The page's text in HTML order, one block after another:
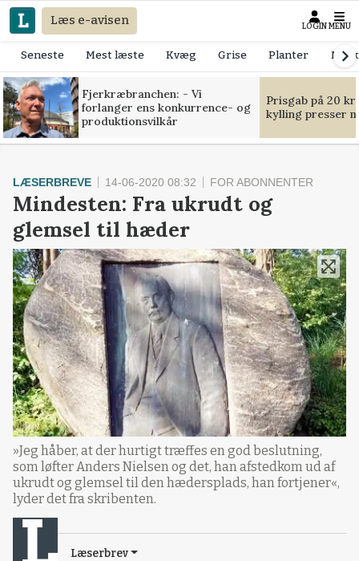
Læs e-avisen LOGIN MENU
Seneste Mest læste Kvæg Grise Planter
Fjerkræbranchen: - Vi
forlanger ens konkurrence- og
produktionsvilkår
Prisgab på 20
kylling presser
LÆSERBREVE 14-06-2020 08:32 FOR ABONNENTER
Mindesten: Fra ukrudt og
glemsel til hæder
»Jeg håber, at der hurtigt træffes en god beslutning,
som løfter Anders Nielsen og det, han afstedkom ud af
ukrudt og glemsel til den hædersplads, han fortjener«,
lyder det fra skribenten.
Læserbrev